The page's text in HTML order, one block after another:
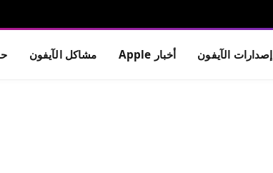
إصدارات الآيفون أخبار Apple مشاكل الآيفون